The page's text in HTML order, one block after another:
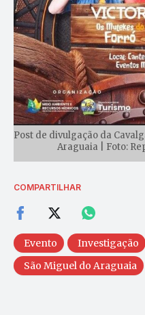
Post de divulgação da
Araguaia | Foto:
COMPARTILHAR
Evento Investigação
São Miguel do Araguaia